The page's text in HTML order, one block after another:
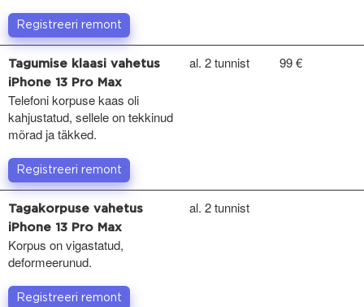
Registreeri remont
Tagumise klaasi vahetus
iPhone 13 Pro Max
Telefoni korpuse kaas oli
kahjustatud, sellele on tekkinud
mõrad ja täkked.
al. 2 tunnist 99 €
Registreeri remont
Tagakorpuse vahetus
iPhone 13 Pro Max
Korpus on vigastatud,
deformeerunud.
al. 2 tunnist
Registreeri remont